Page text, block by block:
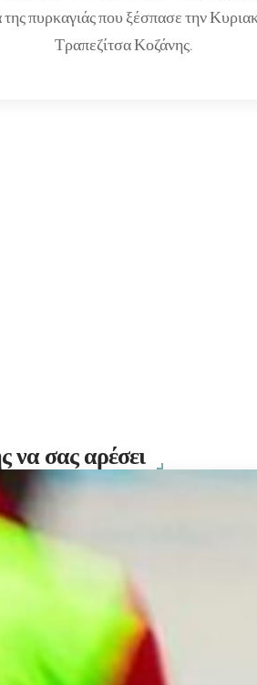
της πυρκαγιάς που ξέσπασε την
Τραπεζίτσα Κοζάνης.
να σας αρέσει